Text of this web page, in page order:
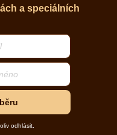
a speciálních
odhlásit.